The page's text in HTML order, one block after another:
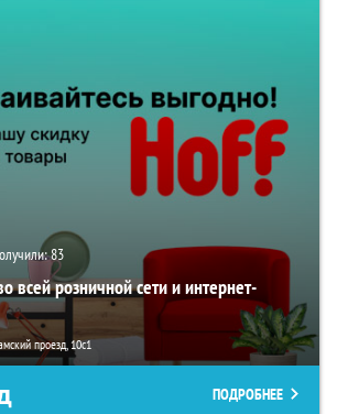
83
всей розничной сети и интернет-
проезд, 10с1
ПОДРОБНЕЕ